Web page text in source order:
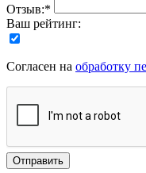
Отзыв:*
Ваш рейтинг:
Согласен на обработку